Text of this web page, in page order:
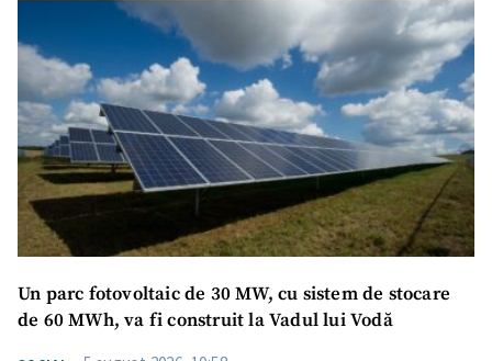
Un parc fotovoltaic de 30 MW, cu sistem de stocare
de 60 MWh, va fi construit la Vadul lui Vodă